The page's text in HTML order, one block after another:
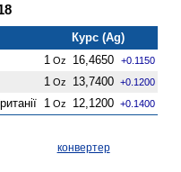
Курс (Ag)
1 Oz 16,4650 +0.1150
1 Oz 13,7400 +0.1200
1 Oz 12,1200 +0.1400
конвертер